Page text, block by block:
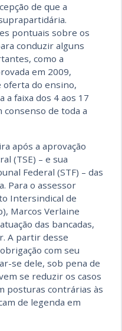
de que a
pontuais sobre os
conduzir alguns
como a
em 2009,
oferta do ensino,
a faixa dos 4 aos 17
de toda a
após a aprovação
(TSE) – e sua
Federal (STF) – das
Para o assessor
Intersindical de
Marcos Verlaine
das bancadas,
A partir desse
com seu
se dele, sob pena de
se reduzir os casos
posturas contrárias às
de legenda em